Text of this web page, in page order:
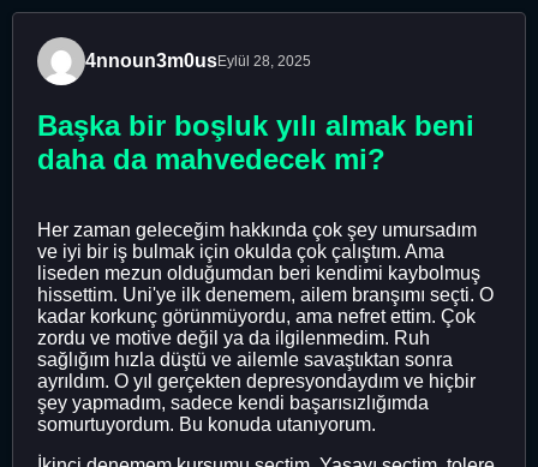
4nnoun3m0usEylül 28, 2025
Başka bir boşluk yılı almak beni
daha da mahvedecek mi?
Her zaman geleceğim hakkında çok şey umursadım
ve iyi bir iş bulmak için okulda çok çalıştım. Ama
liseden mezun olduğumdan beri kendimi kaybolmuş
hissettim. Uni'ye ilk denemem, ailem branşımı seçti. O
kadar korkunç görünmüyordu, ama nefret ettim. Çok
zordu ve motive değil ya da ilgilenmedim. Ruh
sağlığım hızla düştü ve ailemle savaştıktan sonra
ayrıldım. O yıl gerçekten depresyondaydım ve hiçbir
şey yapmadım, sadece kendi başarısızlığımda
somurtuyordum. Bu konuda utanıyorum.